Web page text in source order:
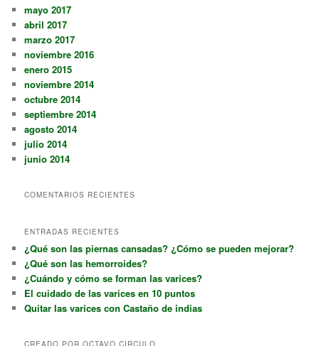
mayo 2017
abril 2017
marzo 2017
noviembre 2016
enero 2015
noviembre 2014
octubre 2014
septiembre 2014
agosto 2014
julio 2014
junio 2014
COMENTARIOS RECIENTES
ENTRADAS RECIENTES
¿Qué son las piernas cansadas? ¿Cómo se pueden mejorar?
¿Qué son las hemorroides?
¿Cuándo y cómo se forman las varices?
El cuidado de las varices en 10 puntos
Quitar las varices con Castaño de indias
CREADO POR OCTAVO CIRCULO